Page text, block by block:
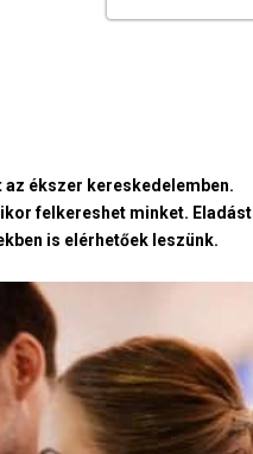
az ékszer kereskedelemben.
felkereshet minket. Eladást
is elérhetőek leszünk.